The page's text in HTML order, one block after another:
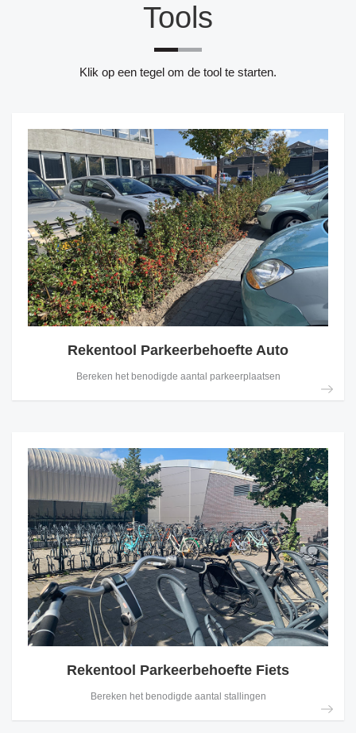
Tools
Klik op een tegel om de tool te starten.
Rekentool Parkeerbehoefte Auto
Bereken het benodigde aantal parkeerplaatsen
Rekentool Parkeerbehoefte Fiets
Bereken het benodigde aantal stallingen